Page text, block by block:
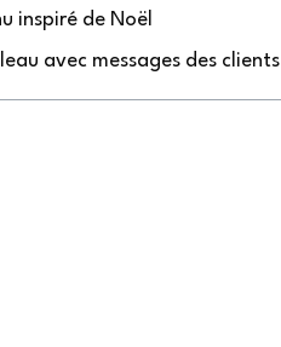
inspiré de Noël
avec messages des clients